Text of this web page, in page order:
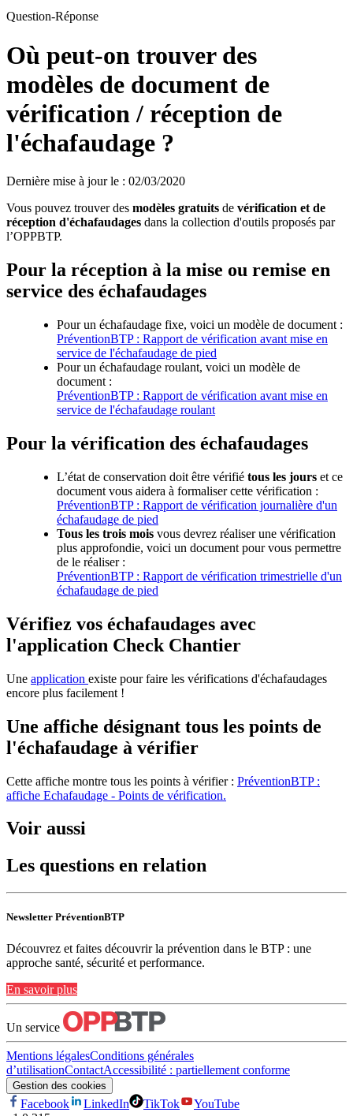
Question-Réponse
Où peut-on trouver des
modèles de document de
vérification / réception de
l'échafaudage ?
Dernière mise à jour le : 02/03/2020
Vous pouvez trouver des modèles gratuits de vérification et de
réception d'échafaudages dans la collection d'outils proposés par
l’OPPBTP.
Pour la réception à la mise ou remise en
service des échafaudages
Pour un échafaudage fixe, voici un modèle de document :
PréventionBTP : Rapport de vérification avant mise en
service de l'échafaudage de pied
Pour un échafaudage roulant, voici un modèle de
document :
PréventionBTP : Rapport de vérification avant mise en
service de l'échafaudage roulant
Pour la vérification des échafaudages
L’état de conservation doit être vérifié tous les jours et ce
document vous aidera à formaliser cette vérification :
PréventionBTP : Rapport de vérification journalière d'un
échafaudage de pied
Tous les trois mois vous devrez réaliser une vérification
plus approfondie, voici un document pour vous permettre
de le réaliser :
PréventionBTP : Rapport de vérification trimestrielle d'un
échafaudage de pied
Vérifiez vos échafaudages avec
l'application Check Chantier
Une application existe pour faire les vérifications d'échafaudages
encore plus facilement !
Une affiche désignant tous les points de
l'échafaudage à vérifier
Cette affiche montre tous les points à vérifier : PréventionBTP :
affiche Echafaudage - Points de vérification.
Voir aussi
Les questions en relation
Newsletter PréventionBTP
Découvrez et faites découvrir la prévention dans le BTP : une
approche santé, sécurité et performance.
En savoir plus
Un service
Mentions légalesConditions générales
d’utilisationContactAccessibilité : partiellement conforme
Gestion des cookies
Facebook LinkedIn TikTok
YouTube